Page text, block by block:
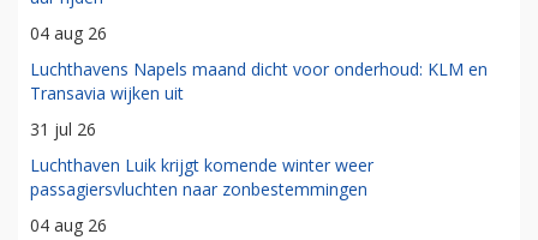
04 aug 26
Luchthavens Napels maand dicht voor onderhoud: KLM en
Transavia wijken uit
31 jul 26
Luchthaven Luik krijgt komende winter weer
passagiersvluchten naar zonbestemmingen
04 aug 26